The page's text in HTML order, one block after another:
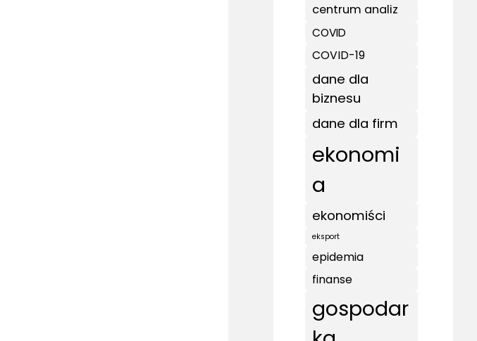
centrum analiz
COVID
COVID-19
dane dla
biznesu
dane dla firm
ekonomi
a
ekonomiści
eksport
epidemia
finanse
gospodar